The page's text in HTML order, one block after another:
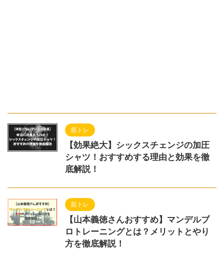
筋トレ
【効果絶大】シックスチェンジの加圧
シャツ！おすすめする理由と効果を徹
底解説！
筋トレ
【山本義徳さんおすすめ】マンデルブ
ロトレーニングとは？メリットとやり
方を徹底解説！